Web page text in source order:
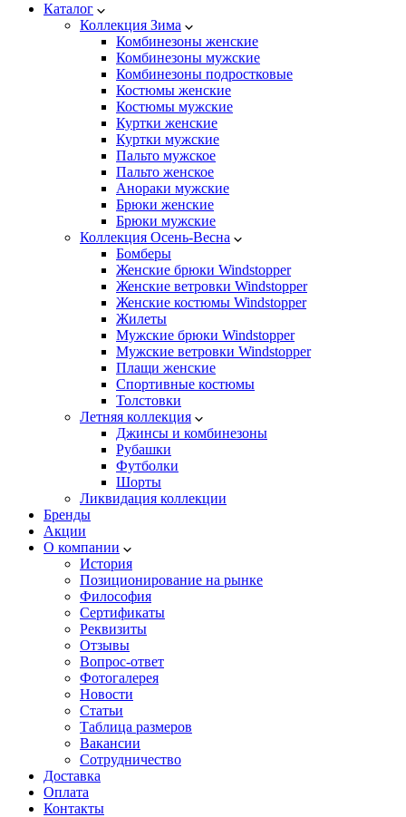
Каталог
Коллекция Зима
Комбинезоны женские
Комбинезоны мужские
Комбинезоны подростковые
Костюмы женские
Костюмы мужские
Куртки женские
Куртки мужские
Пальто мужское
Пальто женское
Анораки мужские
Брюки женские
Брюки мужские
Коллекция Осень-Весна
Бомберы
Женские брюки Windstopper
Женские ветровки Windstopper
Женские костюмы Windstopper
Жилеты
Мужские брюки Windstopper
Мужские ветровки Windstopper
Плащи женские
Спортивные костюмы
Толстовки
Летняя коллекция
Джинсы и комбинезоны
Рубашки
Футболки
Шорты
Ликвидация коллекции
Бренды
Акции
О компании
История
Позиционирование на рынке
Философия
Сертификаты
Реквизиты
Отзывы
Вопрос-ответ
Фотогалерея
Новости
Статьи
Таблица размеров
Вакансии
Сотрудничество
Доставка
Оплата
Контакты